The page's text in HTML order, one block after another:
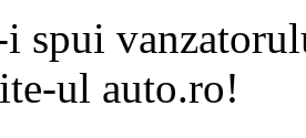
spui
ul auto.ro!